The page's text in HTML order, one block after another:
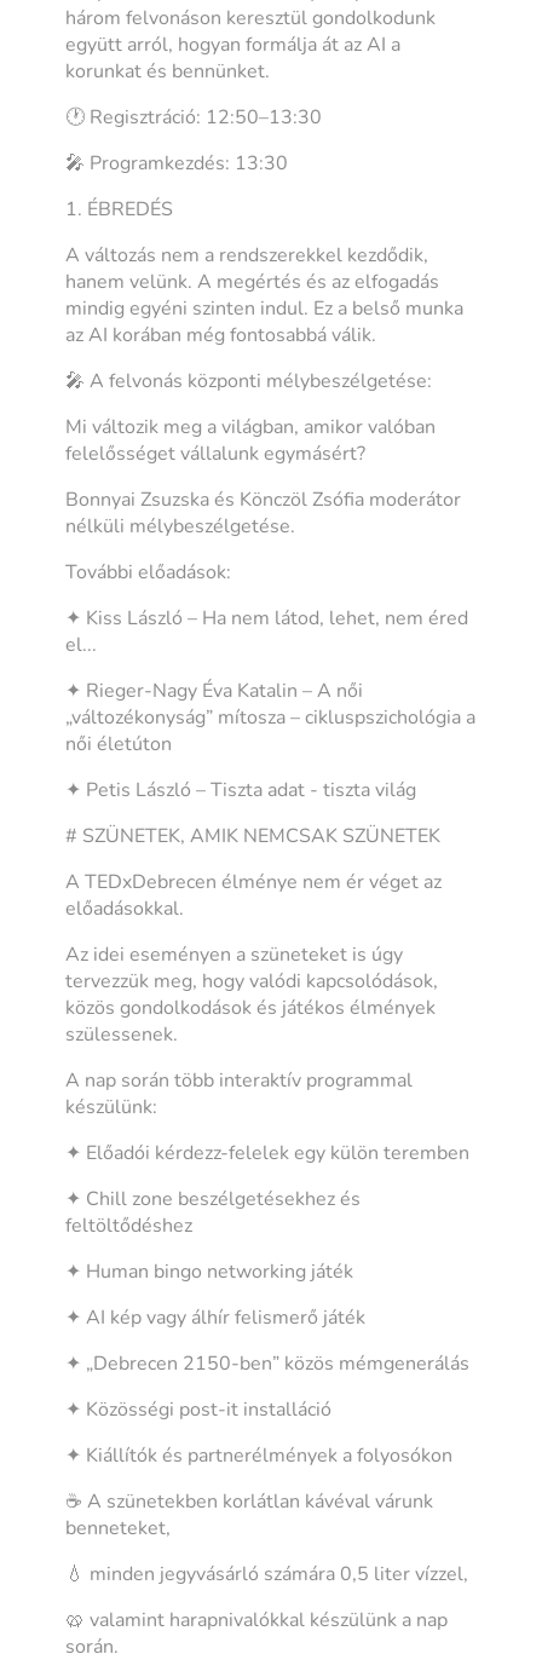
három felvonáson keresztül gondolkodunk
együtt arról, hogyan formálja át az AI a
korunkat és bennünket.
🕐 Regisztráció: 12:50–13:30
🎤 Programkezdés: 13:30
1. ÉBREDÉS
A változás nem a rendszerekkel kezdődik,
hanem velünk. A megértés és az elfogadás
mindig egyéni szinten indul. Ez a belső munka
az AI korában még fontosabbá válik.
🎤 A felvonás központi mélybeszélgetése:
Mi változik meg a világban, amikor valóban
felelősséget vállalunk egymásért?
Bonnyai Zsuzska és Könczöl Zsófia moderátor
nélküli mélybeszélgetése.
További előadások:
✦ Kiss László – Ha nem látod, lehet, nem éred
el...
✦ Rieger-Nagy Éva Katalin – A női
„változékonyság” mítosza – cikluspszichológia a
női életúton
✦ Petis László – Tiszta adat - tiszta világ
# SZÜNETEK, AMIK NEMCSAK SZÜNETEK
A TEDxDebrecen élménye nem ér véget az
előadásokkal.
Az idei eseményen a szüneteket is úgy
tervezzük meg, hogy valódi kapcsolódások,
közös gondolkodások és játékos élmények
szülessenek.
A nap során több interaktív programmal
készülünk:
✦ Előadói kérdezz-felelek egy külön teremben
✦ Chill zone beszélgetésekhez és
feltöltődéshez
✦ Human bingo networking játék
✦ AI kép vagy álhír felismerő játék
✦ „Debrecen 2150-ben” közös mémgenerálás
✦ Közösségi post-it installáció
✦ Kiállítók és partnerélmények a folyosókon
☕ A szünetekben korlátlan kávéval várunk
benneteket,
💧 minden jegyvásárló számára 0,5 liter vízzel,
🥨 valamint harapnivalókkal készülünk a nap
során.